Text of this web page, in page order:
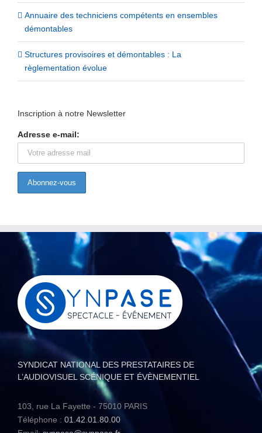
Annuaire des techniciens compétents en ensembles
démontables
Structures provisoires et démontables : La
règlementation évolue
Inscription à notre Newsletter
Adresse e-mail:
SYNDICAT NATIONAL DES PRESTATAIRES DE
L’AUDIOVISUEL SCÉNIQUE ET ÉVÈNEMENTIEL
103, rue La Fayette - 75010 PARIS
Téléphone : 01.42.01.80.00